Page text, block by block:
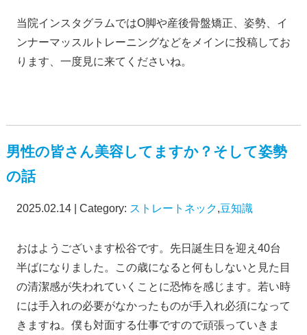
当院インスタグラムではO脚や産後骨盤矯正、姿勢、イ
ンナーマッスルトレーニングなどをメインに投稿してお
ります、一度見に来てくださいね。
男性の皆さん美容してますか？そして姿勢
の話
2025.02.14 | Category: ストレートネック,豆知識
おはようございます松谷です。先日誕生日を迎え40台
半ばになりました。この歳になると何もしないと見た目
の清潔感が失われていくことに恐怖を感じます。若い時
には手入れの必要がなかったものが手入れ必須になって
きますね。僕も対面する仕事ですので頑張っていきま